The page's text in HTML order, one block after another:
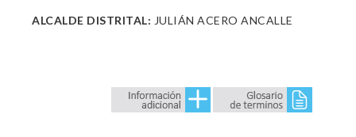
ALCALDE DISTRITAL: JULIÁN ACERO ANCALLE